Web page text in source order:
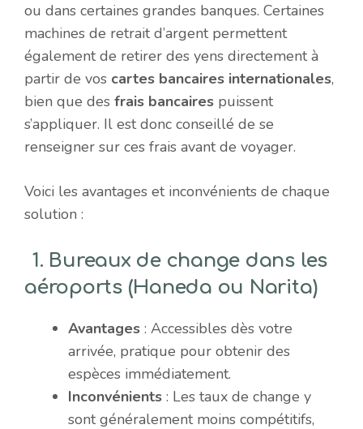
ou dans certaines grandes banques. Certaines
machines de retrait d’argent permettent
également de retirer des yens directement à
partir de vos cartes bancaires internationales,
bien que des frais bancaires puissent
s’appliquer. Il est donc conseillé de se
renseigner sur ces frais avant de voyager.
Voici les avantages et inconvénients de chaque
solution :
1. Bureaux de change dans les
aéroports(Haneda ou Narita)
Avantages : Accessibles dès votre
arrivée, pratique pour obtenir des
espèces immédiatement.
Inconvénients : Les taux de change y
sont généralement moins compétitifs,